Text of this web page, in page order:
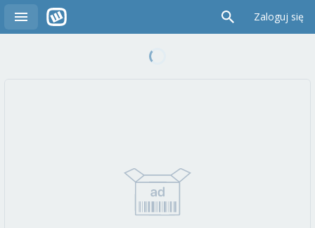
Zaloguj się